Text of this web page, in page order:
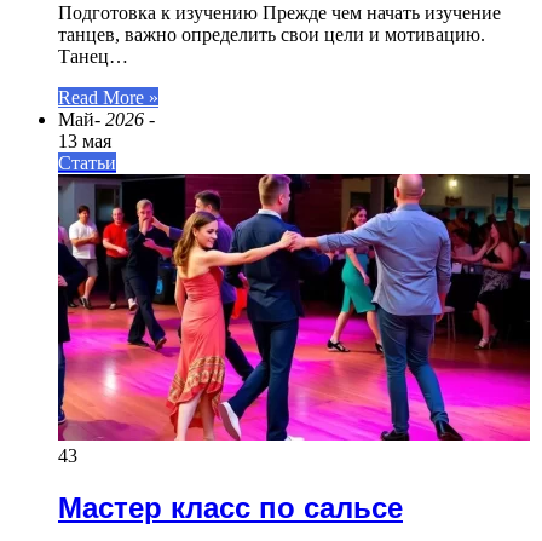
Подготовка к изучению Прежде чем начать изучение
танцев, важно определить свои цели и мотивацию.
Танец…
Read More »
Май- 2026 -
13 мая
Статьи
43
Мастер класс по сальсе